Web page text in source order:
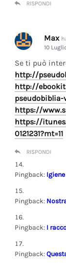
RISPONDI
Max
10
Se ti può
http://
http://
pseudobiblia-
https://
https://
0121231?mt=11
RISPONDI
Pingback:
Pingback:
Pingback: I
Pingback: